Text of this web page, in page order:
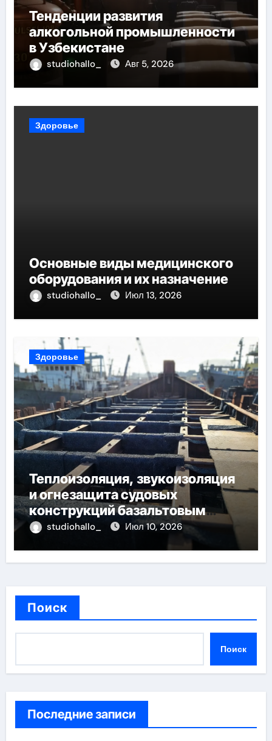
Тенденции развития
алкогольной промышленности
в Узбекистане
studiohallo_ Авг 5, 2026
Здоровье
Основные виды медицинского
оборудования и их назначение
studiohallo_ Июл 13, 2026
Здоровье
Теплоизоляция, звукоизоляция
и огнезащита судовых
конструкций базальтовым
волокном
studiohallo_ Июл 10, 2026
Поиск
Поиск
Последние записи